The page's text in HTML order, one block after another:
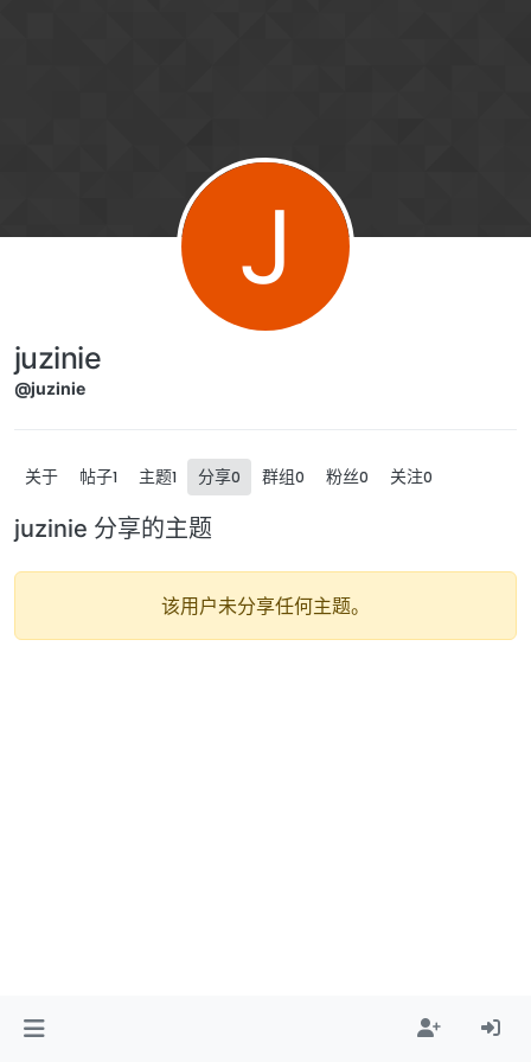
J
juzinie
@juzinie
关于 帖子1 主题1 分享0 群组0 粉丝0 关注0
juzinie 分享的主题
该用户未分享任何主题。